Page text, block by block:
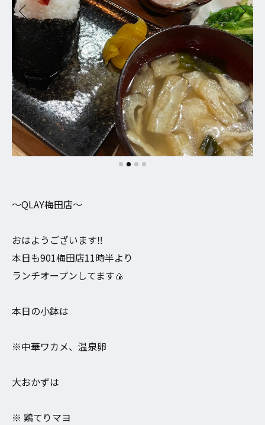
〜QLAY梅田店〜
おはようございます‼︎
本日も901梅田店11時半より
ランチオープンしてます🍙
本日の小鉢は
※中華ワカメ、温泉卵
大おかずは
※ 鶏てりマヨ